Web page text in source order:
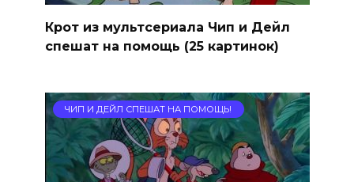
Крот из мультсериала Чип и Дейл
спешат на помощь (25 картинок)
ЧИП И ДЕЙЛ СПЕШАТ НА ПОМОЩЬ!